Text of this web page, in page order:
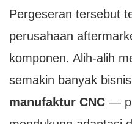
Pergeseran tersebut
perusahaan
komponen. Alih-alih
semakin banyak
manufaktur CNC —